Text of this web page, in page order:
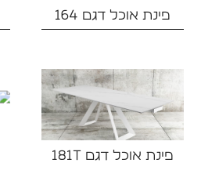
פינת אוכל דגם 164
פינת אוכל דגם 181T